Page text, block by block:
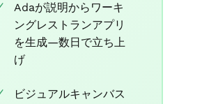
Adaが説明からワーキ
ングレストランアプリ
を生成—数日で立ち上
げ
ビジュアルキャンバス